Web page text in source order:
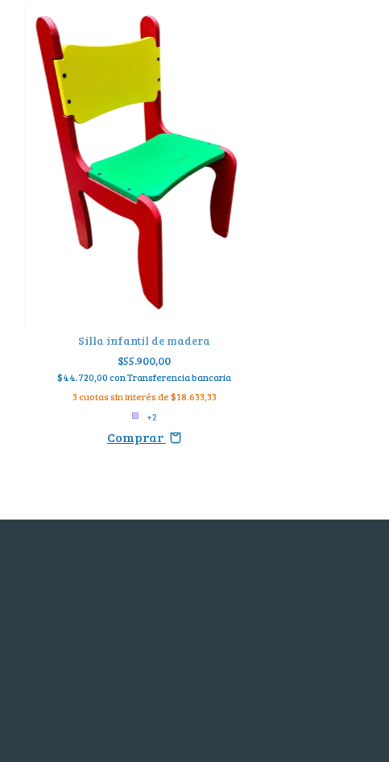
Silla infantil de madera
$55.900,00
$44.720,00conTransferencia bancaria
3cuotas sin interés de$18.633,33
+2
Comprar